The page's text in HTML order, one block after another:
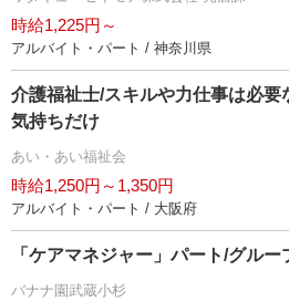
時給1,225円～
アルバイト・パート / 神奈川県
介護福祉士/スキルや力仕事は必要
気持ちだけ
あい・あい福祉会
時給1,250円～1,350円
アルバイト・パート / 大阪府
「ケアマネジャー」パート/グル
バナナ園武蔵小杉